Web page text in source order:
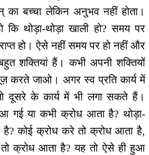
का बच्चा लेकिन अनुभव नहीं होता।
कि थोड़ा-थोड़ा खाली हो? समय पर
प्राप्त हो। ऐसे नहीं समय पर हो नहीं और
शक्तियां हैं। कभी अपनी शक्तियों
करते जाओ। अगर स्व प्रति कार्य में
दूसरे के कार्य में भी लगा सकते हैं।
आ गई या कभी क्रोध आता है? थोड़ा-
है? कोई क्रोध करे तो क्रोध आता है,
क्रोध आता है? यह तो ऐसे ही हुआ